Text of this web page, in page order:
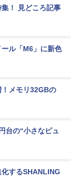
！ 見どころ記事
ル「M6」に新色
メモリ32GBの
台の“小さなピュ
するSHANLING